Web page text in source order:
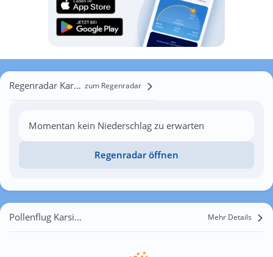
Regenradar Karsibór zum Regenradar
Momentan kein Niederschlag zu erwarten
Regenradar öffnen
Pollenflug Karsibór Mehr Details